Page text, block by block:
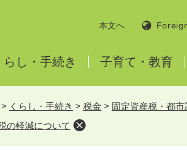
本文へ
らし・ 手続き 子育て・ 教育
> くらし・手続き > 税金 > 固定資産税・都市
の軽減について